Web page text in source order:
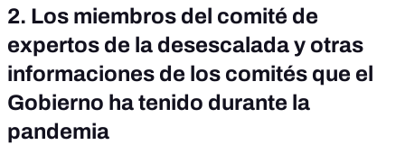
2. Los miembros del comité de
expertos de la desescalada y otras
informaciones de los comités que el
Gobierno ha tenido durante la
pandemia